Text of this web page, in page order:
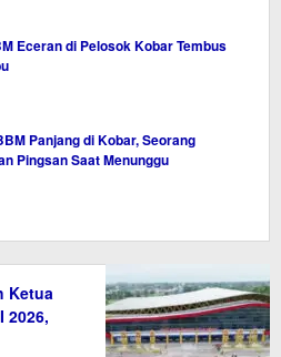
Eceran di Pelosok Kobar Tembus
Panjang di Kobar, Seorang
Pingsan Saat Menunggu
Ketua
2026,